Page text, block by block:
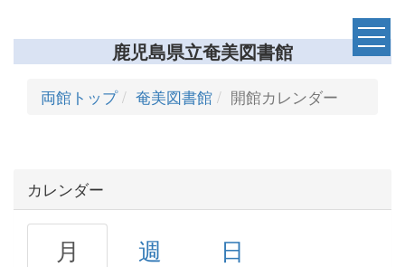
鹿児島県立奄美図書館
両館トップ 奄美図書館 開館カレンダー
カレンダー
月 週 日